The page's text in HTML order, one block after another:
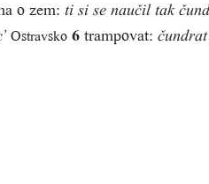
o zem: ti si se naučil tak
Ostravsko 6 trampovat: čundrat